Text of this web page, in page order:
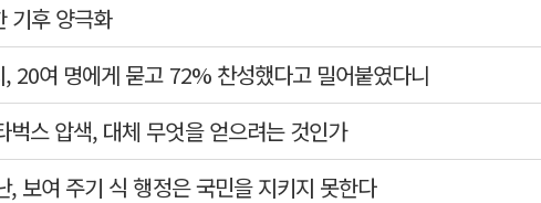
기후 양극화
20여 명에게 묻고 72% 찬성했다고 밀어붙였다니
벅스 압색, 대체 무엇을 얻으려는 것인가
, 보여 주기 식 행정은 국민을 지키지 못한다